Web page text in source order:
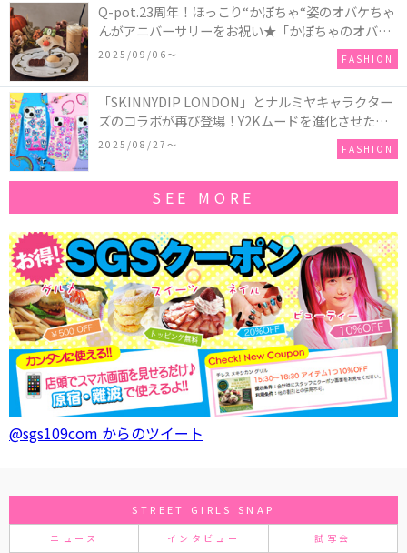
Q-pot.23周年！ほっこり“かぼちゃ“姿のオバケちゃ
んがアニバーサリーをお祝い★「かぼちゃのオバケ
ーキアクセサリー」が新発売！Q-pot CAFE.では
「かぼちゃのオバケーキプレート」も登場
2025/09/06〜 FASHION
「SKINNYDIP LONDON」とナルミヤキャラクター
ズのコラボが再び登場！Y2Kムードを進化させた新
作コレクションを発売♪
2025/08/27〜 FASHION
SEE MORE
@sgs109com からのツイート
STREET GIRLS SNAP
ニュース インタビュー 試写会